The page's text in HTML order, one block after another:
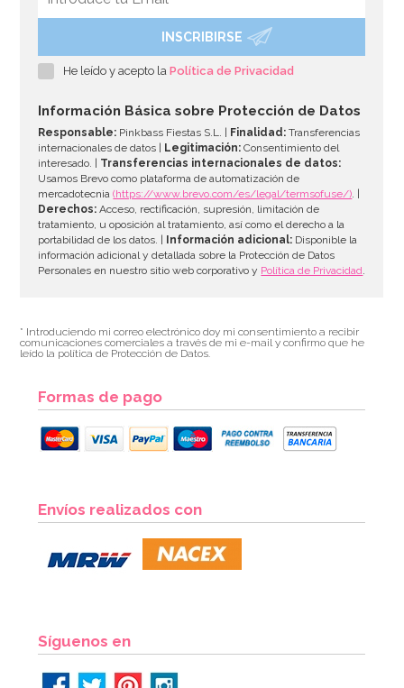
INSCRIBIRSE
He leído y acepto laPolítica de Privacidad
Información Básica sobre Protección de Datos
Responsable: Pinkbass Fiestas S.L. | Finalidad: Transferencias
internacionales de datos | Legitimación: Consentimiento del
interesado. | Transferencias internacionales de datos:
Usamos Brevo como plataforma de automatización de
mercadotecnia(https://www.brevo.com/es/legal/termsofuse/) . |
Derechos: Acceso, rectificación, supresión, limitación de
tratamiento, u oposición al tratamiento, así como el derecho a la
portabilidad de los datos. | Información adicional: Disponible la
información adicional y detallada sobre la Protección de Datos
Personales en nuestro sitio web corporativo y Política de Privacidad
* Introduciendo mi correo electrónico doy mi consentimiento a recibir
comunicaciones comerciales a través de mi e-mail y confirmo que he
leído la política de Protección de Datos.
Formas de pago
Envíos realizados con
Síguenos en